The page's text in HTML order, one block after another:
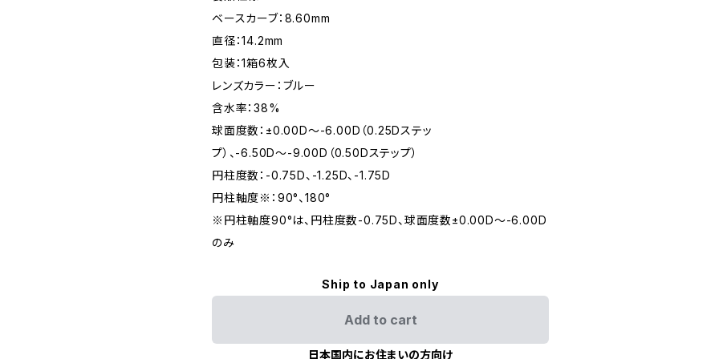
ベースカーブ：8.60mm
直径：14.2mm
包装：1箱6枚入
レンズカラー：ブルー
含水率：38%
球面度数：±0.00D〜-6.00D（0.25Dステッ
プ）、-6.50D〜-9.00D（0.50Dステップ）
円柱度数：-0.75D、-1.25D、-1.75D
円柱軸度※：90°、180°
※円柱軸度90°は、円柱度数-0.75D、球面度数±0.00D〜-6.00D
のみ
Ship to Japan only
Add to cart
日本国内にお住まいの方向け